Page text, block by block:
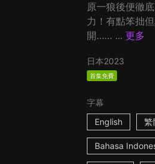
原一狼後便徹
力！有點笨拙
開…… ... 更多
日本2023
首集免費
字幕
English
繁
Bahasa